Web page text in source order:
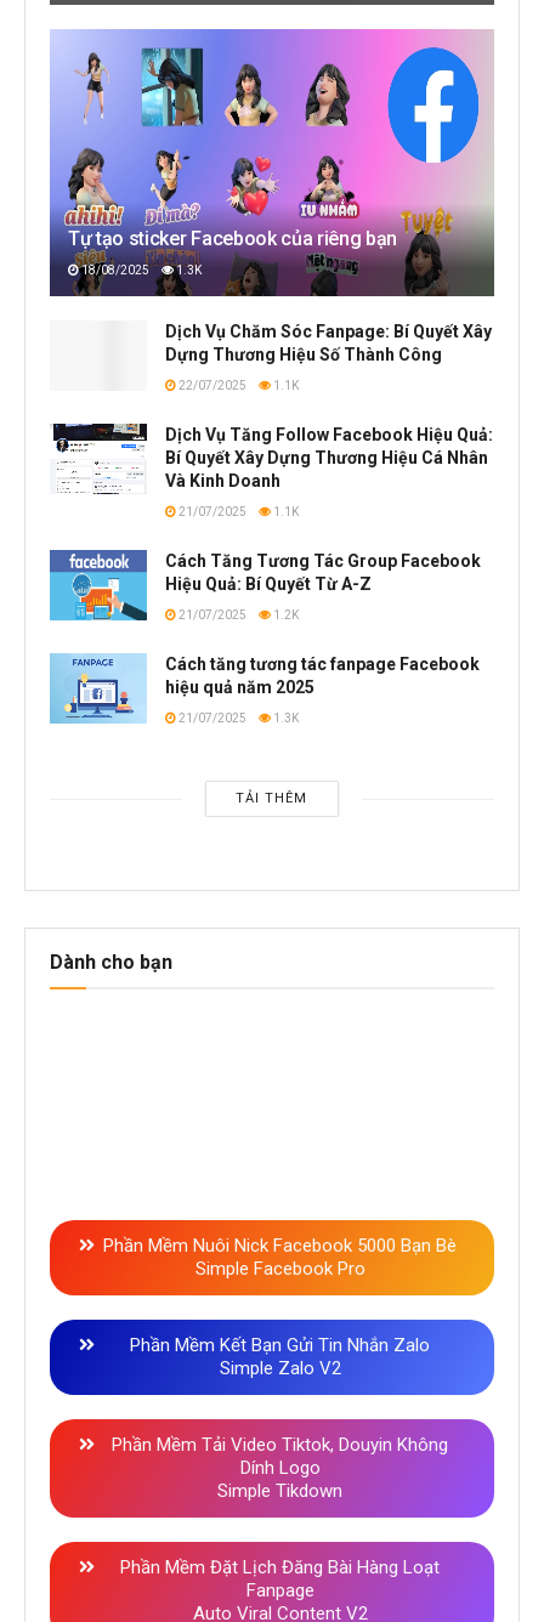
Tự tạo sticker Facebook của riêng bạn
18/08/2025 1.3K
Dịch Vụ Chăm Sóc Fanpage: Bí Quyết Xây
Dựng Thương Hiệu Số Thành Công
22/07/2025 1.1K
Dịch Vụ Tăng Follow Facebook Hiệu Quả:
Bí Quyết Xây Dựng Thương Hiệu Cá Nhân
Và Kinh Doanh
21/07/2025 1.1K
Cách Tăng Tương Tác Group Facebook
Hiệu Quả: Bí Quyết Từ A-Z
21/07/2025 1.2K
Cách tăng tương tác fanpage Facebook
hiệu quả năm 2025
21/07/2025 1.3K
TẢI THÊM
Dành cho bạn
Phần Mềm Nuôi Nick Facebook 5000 Bạn Bè
Simple Facebook Pro
Simple Zalo V2